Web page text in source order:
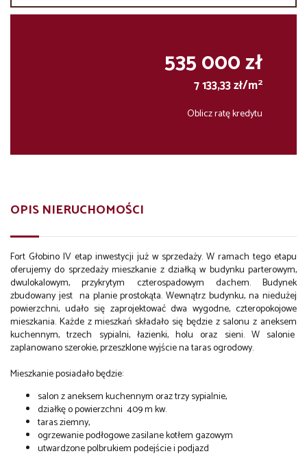
535 000 zł
7 133,33 zł/m2
Oblicz ratę kredytu
OPIS NIERUCHOMOŚCI
Fort Głobino IV etap inwestycji już w sprzedaży. W ramach tego etapu
oferujemy do sprzedaży mieszkanie z działką w budynku parterowym,
dwulokalowym, przykrytym czterospadowym dachem. Budynek
zbudowany jest na planie prostokąta. Wewnątrz budynku, na niedużej
powierzchni, udało się zaprojektować dwa wygodne, czteropokojowe
mieszkania. Każde z mieszkań składało się będzie z salonu z aneksem
kuchennym, trzech sypialni, łazienki, holu oraz sieni. W salonie
zaplanowano szerokie, przeszklone wyjście na taras ogrodowy.
Mieszkanie posiadało będzie:
salon z aneksem kuchennym oraz trzy sypialnie,
działkę o powierzchni 409 m kw.
taras ziemny,
ogrzewanie podłogowe zasilane kotłem gazowym
utwardzone polbrukiem podejście i podjazd